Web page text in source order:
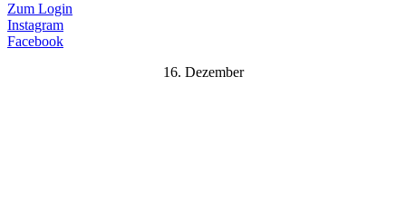
Zum Login
Instagram
Facebook
16. Dezember